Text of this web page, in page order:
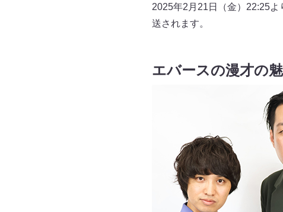
2025年2月21日（金）22:25
送されます。
エバースの漫才の